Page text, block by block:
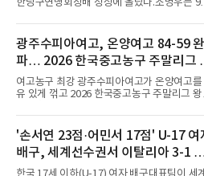
이적설이 도는 배준호는 시즌 첫
한당구연맹회장배 정상에 올랐다.조명우는 9
'SOOP과 함께하는 2026 대한당구연맹회장
전국당구대회' 캐롬 3쿠션 남자부 결승에서 송
윤도(홍성고부설방통고)를 50-36으로 꺾었다.
유소년 시절 '조명우 키즈'로 성장한 후배와의
결이었다.2017년 이 대회에서 만 19세 5개월
국내 성인 3쿠션 최연소 우승을 기록한 그는
2019년에 이어 통산 세 번째 우승을 거뒀다. 조
정승일(서울당구연맹), 이범열(시흥시체육회
여자 3쿠션 일반부에서는 허채원(서울당
광주수피아여고, 온양여고 84-59 완
파… 2026 한국중고농구 주말리그
중왕전 2연패 순항
여고농구 최강 광주수피아여고가 온양여고를
유 있게 꺾고 2026 한국중고농구 주말리그 왕
수피아여고는 9일 전남 해남 동백체육관에서
린 대회 여고부 예선리그 B조 첫 경기에서 온
여고를 84-59로 완파했다.광주수피아여고는
사랑이 24점, 김담희가 20점을 올리며 공격을
이끌었다. 두 선수는 팀 득점의 절반 이상을 합
'손서연 23점·어민서 17점' U-17 여
배구, 세계선수권서 이탈리아 3-1
파...조별리그 3연승